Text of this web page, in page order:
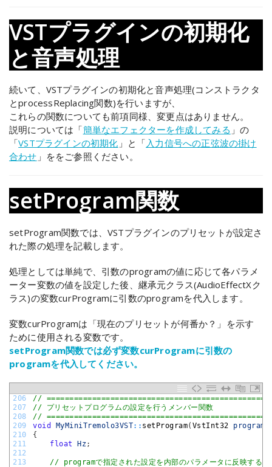
VSTプラグインの初期化
と音声処理
続いて、VSTプラグインの初期化と音声処理(コンストラクタ
とprocessReplacing関数)を行いますが、
これらの関数についても前項同様、変更点はありません。
説明については「簡単なエフェクターを作成してみる 」の
「VSTプラグインの初期化 」と「入力信号への正弦波の掛け
合わせ 」ををご参照ください。
setProgram関数
setProgram関数では、VSTプラグインのプリセットが設定さ
れた際の処理を記載します。
処理としては単純で、引数のprogramの値に応じて各パラメ
ーター変数の値を設定した後、継承元クラス(AudioEffectXク
ラス)の変数curProgramに引数のprogramを代入します。
変数curProgramは「現在のプリセットが何番か？」を示す
ために使用される変数です。
setProgram関数では必ず変数curProgramに引数の
programを代入してください。
206
207
208
209
210
211
212
213
//
// プリセットプログラムの設定を行うメンバー関数
//
void
MyMiniTremolo3VST:: setProgram( VstInt32 program
{
float
Hz;
// programで指定された設定を内部のパラメータに反映する